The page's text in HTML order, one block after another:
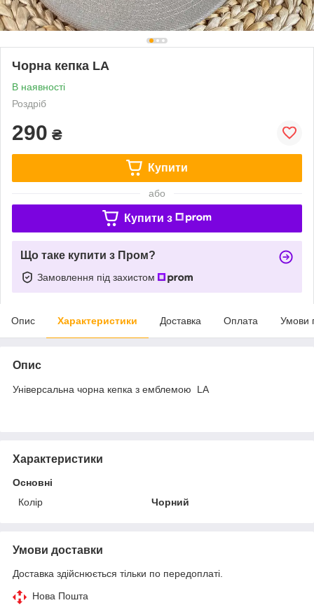
Чорна кепка LA
В наявності
Роздріб
290 ₴
Купити
або
Купити з
Що таке купити з Пром?
Замовлення під захистом
Опис Характеристики Доставка Оплата Умови
Опис
Універсальна чорна кепка з емблемою LA
Характеристики
Основні
Колір
Чорний
Умови доставки
Доставка здійснюється тільки по передоплаті.
Нова Пошта